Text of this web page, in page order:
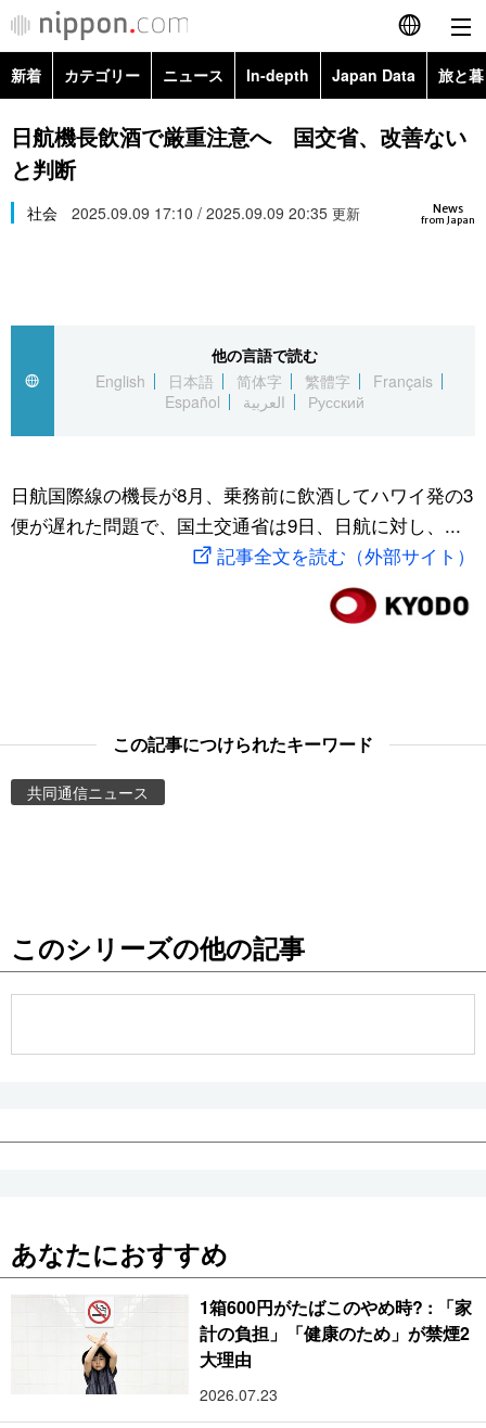
English
简体字
Русский
カテゴリー
経済・ビジネス
国際
文化
トップ
アーカイブ
In-depth
Japan Data
動画/Live
お知らせ
新着 カテゴリー ニュース In-depth Japan Data 旅と
政治・外交
経済・ビジネス
スポーツ・東京2020
Topics
日航機長飲酒で厳重注意へ 国交省、改善ない
と判断
News
from Japan
社会 2025.09.09 17:10 / 2025.09.09 20:35 更新
他の言語で読む
English
日本語 简体字 繁體字
Français
Español
العربية Русский
日航国際線の機長が8月、乗務前に飲酒してハワイ発の3
便が遅れた問題で、国土交通省は9日、日航に対し、...
記事全文を読む（外部サイト）
この記事につけられたキーワード
共同通信ニュース
このシリーズの他の記事
あなたにおすすめ
1箱600円がたばこのやめ時? : 「家
計の負担」「健康のため」が禁煙2
大理由
2026.07.23